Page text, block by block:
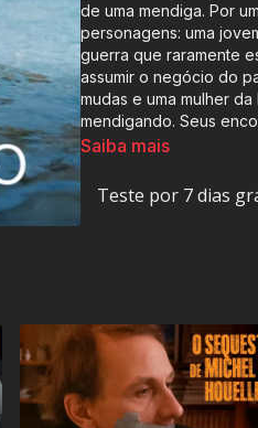
de uma mendiga. Por
personagens: uma
guerra que raramente
assumir o negócio do
mudas e uma mulher
mendigando. Seus
trajetos.
Título Original:Code
Duração:118 min
Saiba mais
Teste por 7 dias